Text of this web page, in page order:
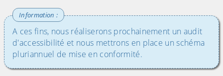
A ces fins, nous réaliserons prochainement un audit
d'accessibilité et nous mettrons en place un schéma
pluriannuel de mise en conformité.